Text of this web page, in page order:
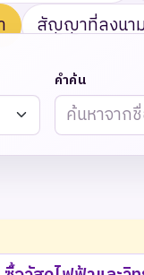
สัญญาที่ลงนา
คำค้น